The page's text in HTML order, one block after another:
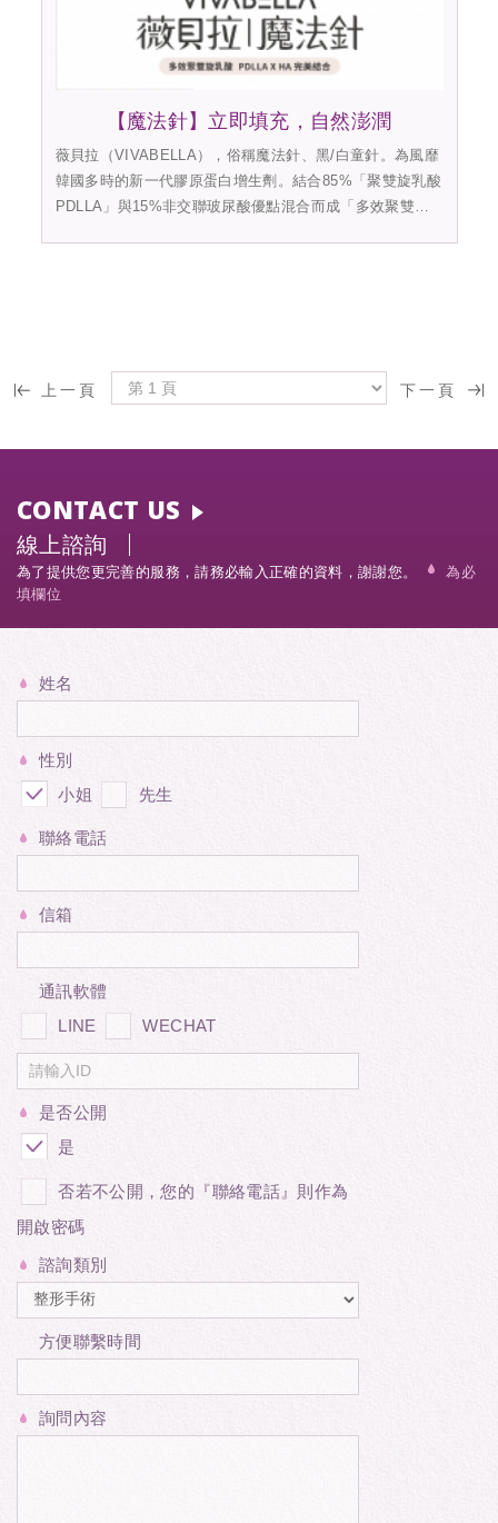
【魔法針】立即填充，自然澎潤
薇貝拉（VIVABELLA），俗稱魔法針、黑/白童針。為風靡
韓國多時的新一代膠原蛋白增生劑。結合85%「聚雙旋乳酸
PDLLA」與15%非交聯玻尿酸優點混合而成「多效聚雙旋
上一頁 下一頁
CONTACT US
線上諮詢
為了提供您更完善的服務，請務必輸入正確的資料，謝謝您。
為必
填欄位
姓名
性別
小姐
先生
聯絡電話
信箱
通訊軟體
LINE
WECHAT
是否公開
是
否若不公開，您的『聯絡電話』則作為
開啟密碼
諮詢類別
方便聯繫時間
詢問內容